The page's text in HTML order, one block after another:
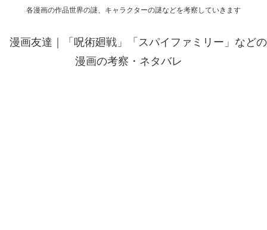
各漫画の作品世界の謎、キャラクターの謎などを考察していきます
漫画友達｜「呪術廻戦」「スパイファミリー」などの
漫画の考察・ネタバレ